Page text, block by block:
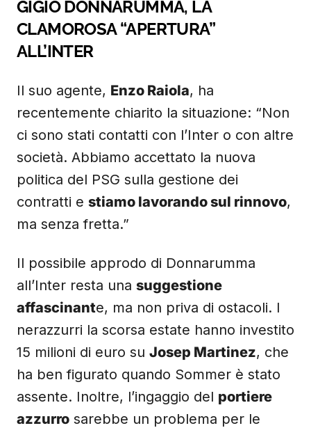
GIGIO DONNARUMMA, LA
CLAMOROSA “APERTURA”
ALL’INTER
Il suo agente, Enzo Raiola, ha
recentemente chiarito la situazione: “Non
ci sono stati contatti con l’Inter o con altre
società. Abbiamo accettato la nuova
politica del PSG sulla gestione dei
contratti e stiamo lavorando sul rinnovo,
ma senza fretta.”
Il possibile approdo di Donnarumma
all’Inter resta una suggestione
affascinante, ma non priva di ostacoli. I
nerazzurri la scorsa estate hanno investito
15 milioni di euro su Josep Martinez, che
ha ben figurato quando Sommer è stato
assente. Inoltre, l’ingaggio del portiere
azzurro sarebbe un problema per le